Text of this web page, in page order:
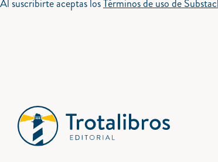
Al suscribirte aceptas losTérminos de uso de